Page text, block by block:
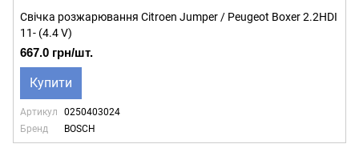
Свічка розжарювання Citroen Jumper / Peugeot Boxer 2.2HDI
11- (4.4 V)
667.0 грн/шт.
Купити
Артикул
0250403024
Бренд
BOSCH